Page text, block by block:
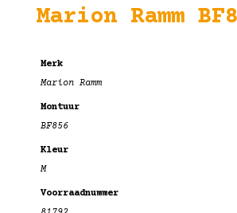
Marion Ramm
Merk
Marion Ramm
Montuur
BF856
Kleur
M
Voorraadnummer